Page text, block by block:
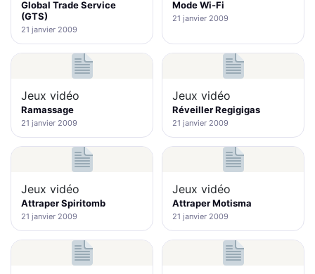
Global Trade Service
(GTS)
21 janvier 2009
Mode Wi-Fi
21 janvier 2009
Jeux vidéo
Ramassage
21 janvier 2009
Jeux vidéo
Réveiller Regigigas
21 janvier 2009
Jeux vidéo
Attraper Spiritomb
21 janvier 2009
Jeux vidéo
Attraper Motisma
21 janvier 2009